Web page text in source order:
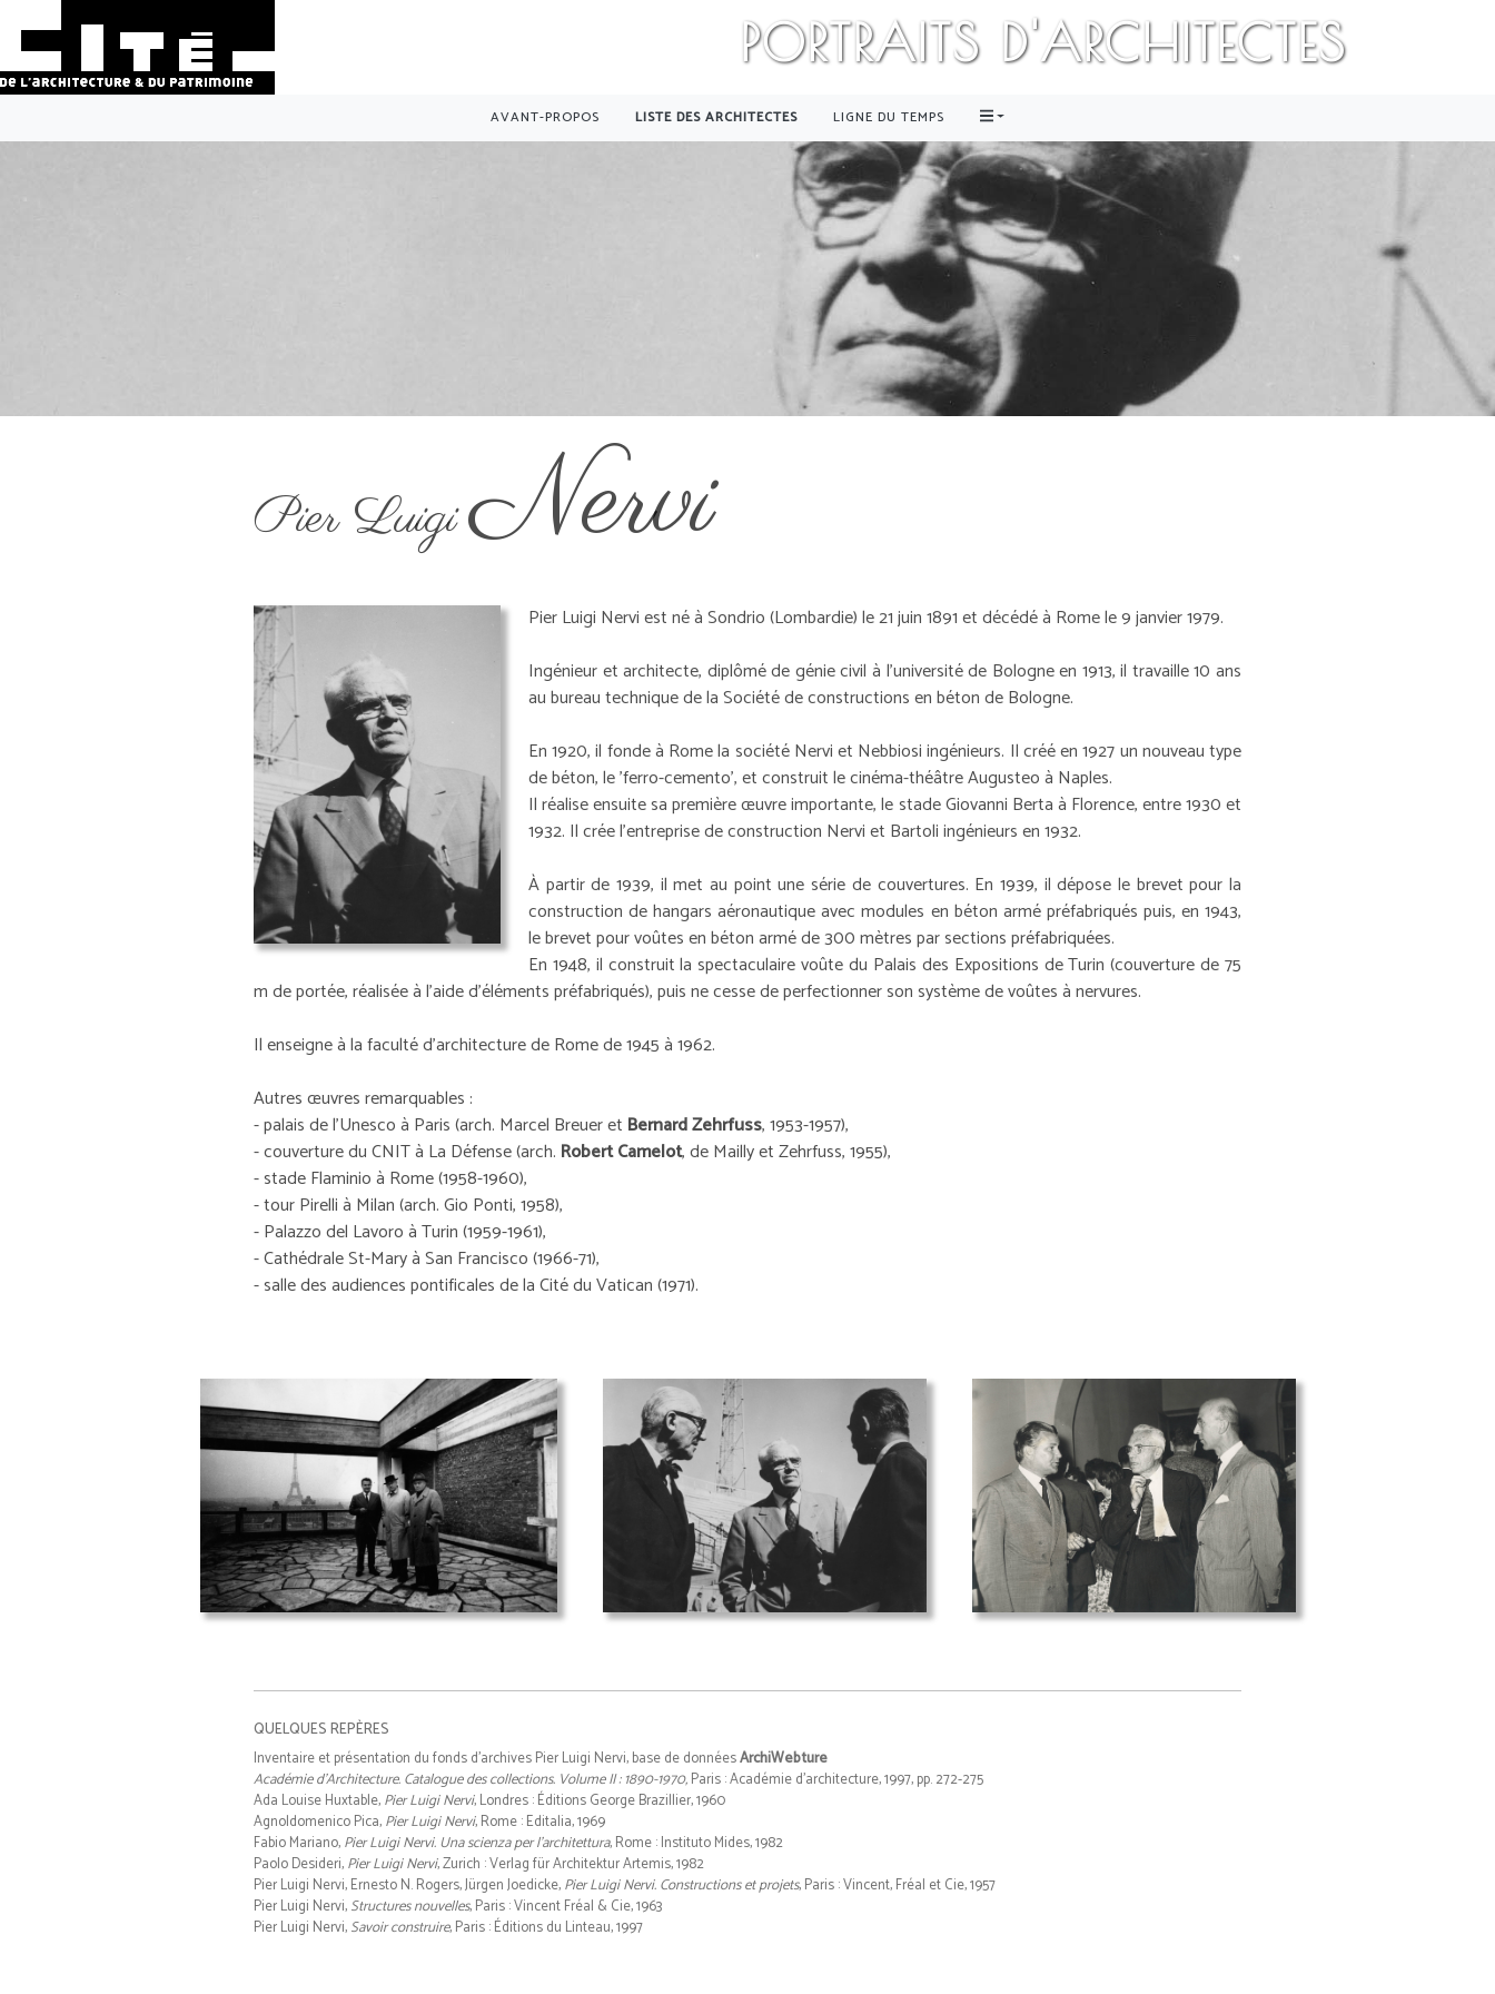
PORTRAITS D'ARCHITECTES
AVANT-PROPOS LISTE DES ARCHITECTES LIGNE DU TEMPS
Pier LuigiNervi
Pier Luigi Nervi est né à Sondrio (Lombardie) le 21 juin 1891 et décédé à Rome le 9 janvier 1979.
Ingénieur et architecte, diplômé de génie civil à l'université de Bologne en 1913, il travaille 10 ans
au bureau technique de la Société de constructions en béton de Bologne.
En 1920, il fonde à Rome la société Nervi et Nebbiosi ingénieurs. Il créé en 1927 un nouveau type
de béton, le 'ferro-cemento', et construit le cinéma-théâtre Augusteo à Naples.
Il réalise ensuite sa première œuvre importante, le stade Giovanni Berta à Florence, entre 1930 et
1932. Il crée l'entreprise de construction Nervi et Bartoli ingénieurs en 1932.
À partir de 1939, il met au point une série de couvertures. En 1939, il dépose le brevet pour la
construction de hangars aéronautique avec modules en béton armé préfabriqués puis, en 1943,
le brevet pour voûtes en béton armé de 300 mètres par sections préfabriquées.
En 1948, il construit la spectaculaire voûte du Palais des Expositions de Turin (couverture de 75
m de portée, réalisée à l'aide d'éléments préfabriqués), puis ne cesse de perfectionner son système de voûtes à nervures.
Il enseigne à la faculté d'architecture de Rome de 1945 à 1962.
Autres œuvres remarquables :
- palais de l'Unesco à Paris (arch. Marcel Breuer et Bernard Zehrfuss, 1953-1957),
- couverture du CNIT à La Défense (arch. Robert Camelot, de Mailly et Zehrfuss, 1955),
- stade Flaminio à Rome (1958-1960),
- tour Pirelli à Milan (arch. Gio Ponti, 1958),
- Palazzo del Lavoro à Turin (1959-1961),
- Cathédrale St-Mary à San Francisco (1966-71),
- salle des audiences pontificales de la Cité du Vatican (1971).
QUELQUES REPÈRES
Inventaire et présentation du fonds d'archives Pier Luigi Nervi, base de donnéesArchiWebture
Académie d'Architecture. Catalogue des collections. Volume II : 1890-1970,Paris : Académie d'architecture, 1997, pp. 272-275
Ada Louise Huxtable,Pier Luigi Nervi, Londres : Éditions George Brazillier, 1960
Agnoldomenico Pica,Pier Luigi Nervi, Rome : Editalia, 1969
Fabio Mariano,Pier Luigi Nervi. Una scienza per l'architettura, Rome : Instituto Mides, 1982
Paolo Desideri,Pier Luigi Nervi, Zurich : Verlag für Architektur Artemis, 1982
Pier Luigi Nervi, Ernesto N. Rogers, Jürgen Joedicke,Pier Luigi Nervi. Constructions et projets, Paris : Vincent, Fréal et Cie, 1957
Pier Luigi Nervi,Structures nouvelles, Paris : Vincent Fréal & Cie, 1963
Pier Luigi Nervi,Savoir construire, Paris : Éditions du Linteau, 1997